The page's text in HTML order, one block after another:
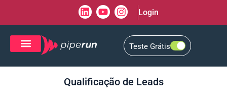
Login
Teste Grátis
Qualificação de Leads